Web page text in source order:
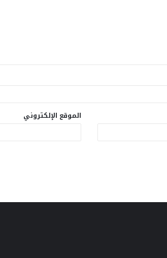
الموقع الإلكتروني